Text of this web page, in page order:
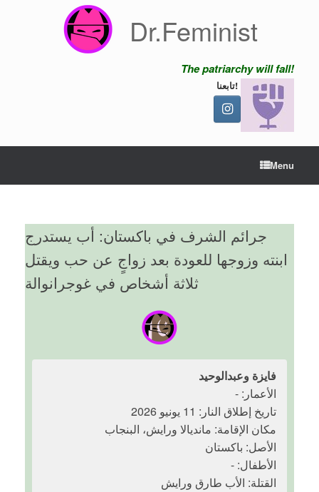
Dr.Feminist
The patriarchy will fall!
تابعنا!
Menu
جرائم الشرف في باكستان: أب يستدرج
ابنته وزوجها للعودة بعد زواجٍ عن حب ويقتل
ثلاثة أشخاص في غوجرانوالة
فايزة وعبدالوحيد
الأعمار: -
تاريخ إطلاق النار: 11 يونيو 2026
مكان الإقامة: مانديالا ورايش، البنجاب
الأصل: باكستان
الأطفال: -
القتلة: الأب طارق ورايش